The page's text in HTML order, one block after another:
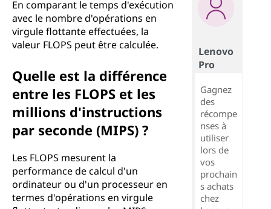
En comparant le temps d'exécution
avec le nombre d'opérations en
virgule flottante effectuées, la
valeur FLOPS peut être calculée.
Quelle est la différence
entre les FLOPS et les
millions d'instructions
par seconde (MIPS) ?
Les FLOPS mesurent la
performance de calcul d'un
ordinateur ou d'un processeur en
termes d'opérations en virgule
Lenovo
Pro
Gagnez
des
récompe
nses à
utiliser
lors de
vos
prochain
s achats
chez